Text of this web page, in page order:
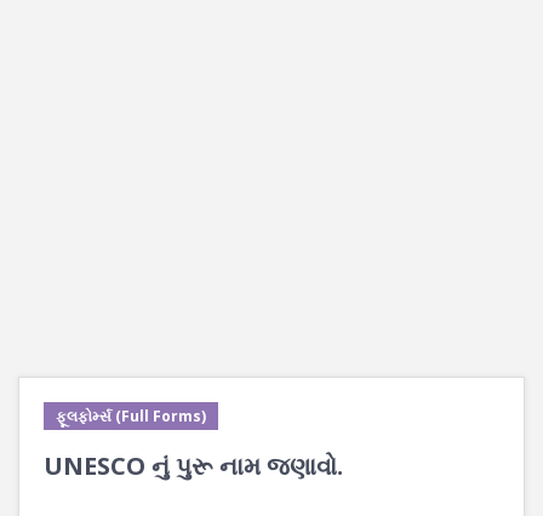
ફૂલફોર્મ્સ (Full Forms)
UNESCO નું પુરૂ નામ જણાવો.